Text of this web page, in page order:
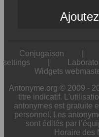
Conjugaison
settings
Widgets
Antonyme.org © 2009 -
titre indicatif.
antonymes est gratuite
personnel. Les
sont édités par
Horaire des